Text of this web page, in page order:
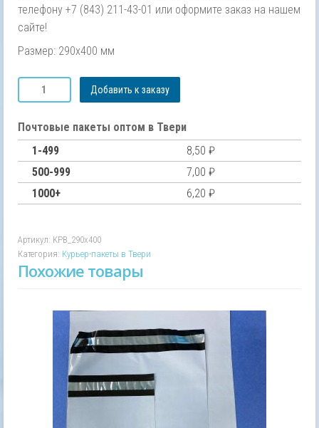
телефону +7 (843) 211-43-01 или оформите заказ на нашем
сайте!
Размер: 290х400 мм
Количество
товара
пакет
без
печати
КСД
290х400
Добавить к заказу
Почтовые пакеты оптом в Твери
1-499
8,50 ₽
500-999
7,00 ₽
1000+
6,20 ₽
Артикул: KPB_290х400
Категория: Курьер-пакеты в Твери
Похожие товары